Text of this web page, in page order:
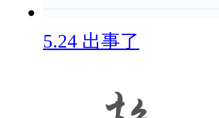
5.24 出事了